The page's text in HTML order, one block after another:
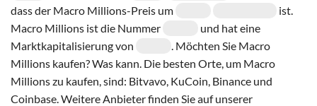
dass der Macro Millions-Preis um
ist.
Macro Millions ist die Nummer
und hat eine
Marktkapitalisierung von
. Möchten Sie Macro
Millions kaufen? Was kann. Die besten Orte, um Macro
Millions zu kaufen, sind: Bitvavo, KuCoin, Binance und
Coinbase. Weitere Anbieter finden Sie auf unserer